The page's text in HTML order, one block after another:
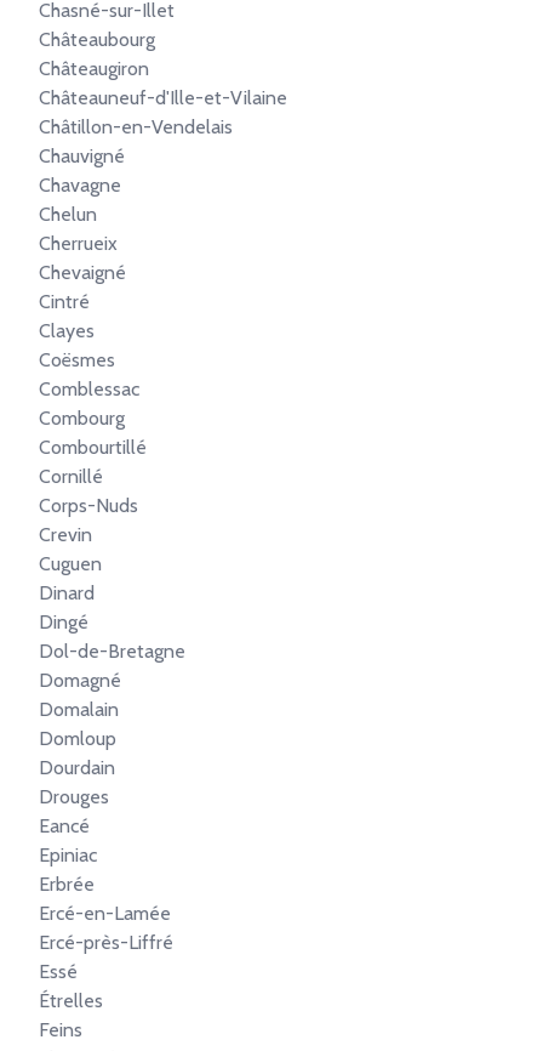
Chasné-sur-Illet
Châteaubourg
Châteaugiron
Châteauneuf-d'Ille-et-Vilaine
Châtillon-en-Vendelais
Chauvigné
Chavagne
Chelun
Cherrueix
Chevaigné
Cintré
Clayes
Coësmes
Comblessac
Combourg
Combourtillé
Cornillé
Corps-Nuds
Crevin
Cuguen
Dinard
Dingé
Dol-de-Bretagne
Domagné
Domalain
Domloup
Dourdain
Drouges
Eancé
Epiniac
Erbrée
Ercé-en-Lamée
Ercé-près-Liffré
Essé
Étrelles
Feins